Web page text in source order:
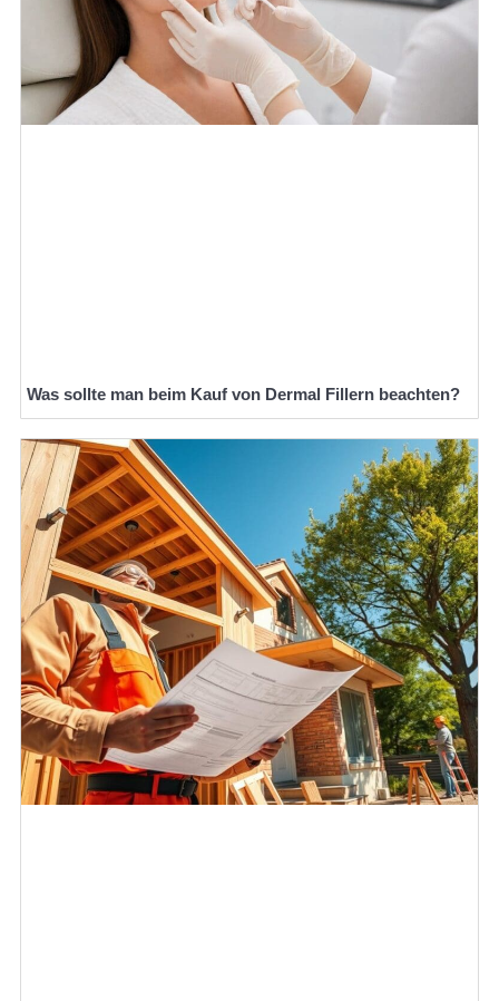
Was sollte man beim Kauf von Dermal Fillern beachten?